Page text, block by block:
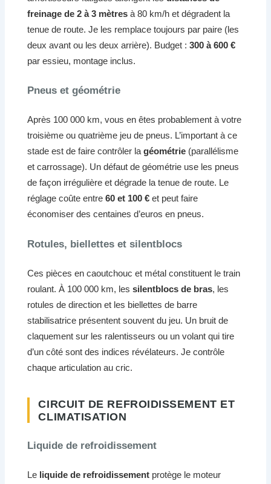
freinage de 2 à 3 mètres à 80 km/h et dégradent la
tenue de route. Je les remplace toujours par paire (les
deux avant ou les deux arrière). Budget :300 à 600 €
par essieu, montage inclus.
Pneus et géométrie
Après 100 000 km, vous en êtes probablement à votre
troisième ou quatrième jeu de pneus. L’important à ce
stade est de faire contrôler lagéométrie (parallélisme
et carrossage). Un défaut de géométrie use les pneus
de façon irrégulière et dégrade la tenue de route. Le
réglage coûte entre60 et 100 € et peut faire
économiser des centaines d’euros en pneus.
Rotules, biellettes et silentblocs
Ces pièces en caoutchouc et métal constituent le train
roulant. À 100 000 km, lessilentblocs de bras, les
rotules de direction et les biellettes de barre
stabilisatrice présentent souvent du jeu. Un bruit de
claquement sur les ralentisseurs ou un volant qui tire
d’un côté sont des indices révélateurs. Je contrôle
chaque articulation au cric.
CIRCUIT DE REFROIDISSEMENT ET
CLIMATISATION
Liquide de refroidissement
Le liquide de refroidissement protège le moteur